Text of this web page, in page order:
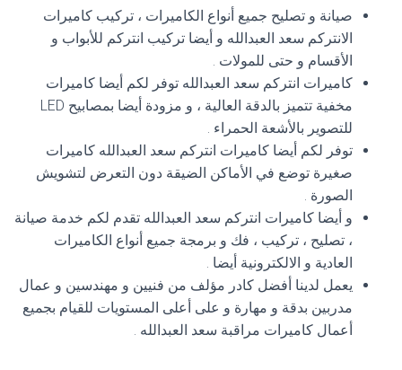
صيانة و تصليح جميع أنواع الكاميرات ، تركيب كاميرات
الانتركم سعد العبدالله و أيضا تركيب انتركم للأبواب و
الأقسام و حتى للمولات .
كاميرات انتركم سعد العبدالله توفر لكم أيضا كاميرات
مخفية تتميز بالدقة العالية ، و مزودة أيضا بمصابيح LED
للتصوير بالأشعة الحمراء .
توفر لكم أيضا كاميرات انتركم سعد العبدالله كاميرات
صغيرة توضع في الأماكن الضيقة دون التعرض لتشويش
الصورة .
و أيضا كاميرات انتركم سعد العبدالله تقدم لكم خدمة صيانة
، تصليح ، تركيب ، فك و برمجة جميع أنواع الكاميرات
العادية و الالكترونية أيضا .
يعمل لدينا أفضل كادر مؤلف من فنيين و مهندسين و عمال
مدربين بدقة و مهارة و على أعلى المستويات للقيام بجميع
أعمال كاميرات مراقبة سعد العبدالله .